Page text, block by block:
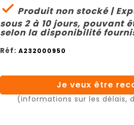
 Produit non stocké |
sous 2 à 10 jours, pouvant
selon la disponibilité
Réf: A232000950
Je veux être
(informations sur les délais,